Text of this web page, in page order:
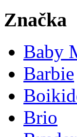
Značka
Baby
Barbie
Brio